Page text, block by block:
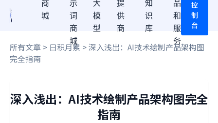
商
城
示
词
商
城
大
模
型
提
供
商
知
识
库
品
和
服
务
控
制
台
所有文章 > 日积月累 > 深入浅出：AI技术绘制产品架构图
完全指南
深入浅出：AI技术绘制产品架构图完全
指南